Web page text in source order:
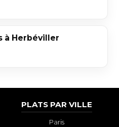
à Herbéviller
PLATS PAR VILLE
Paris